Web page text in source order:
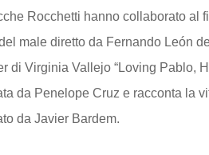
Rocchetti hanno collaborato al
male diretto da Fernando León
di Virginia Vallejo “Loving Pablo,
da Penelope Cruz e racconta la
da Javier Bardem.